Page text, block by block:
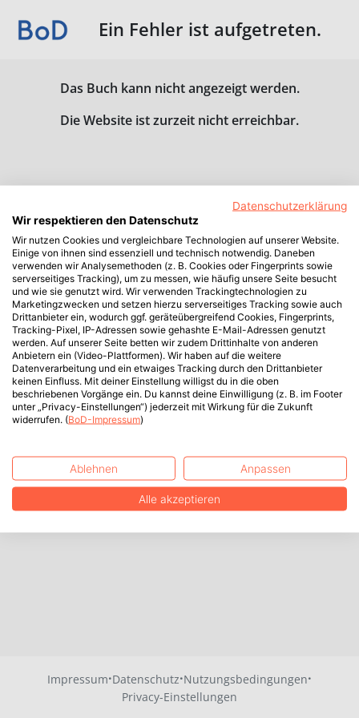
Ein Fehler ist aufgetreten.
Das Buch kann nicht angezeigt werden.
Die Website ist zurzeit nicht erreichbar.
Impressum·Datenschutz·Nutzungsbedingungen·
Privacy-Einstellungen
Datenschutzerklärung
Wir respektieren den Datenschutz
Wir nutzen Cookies und vergleichbare Technologien auf unserer Website.
Einige von ihnen sind essenziell und technisch notwendig. Daneben
verwenden wir Analysemethoden (z. B. Cookies oder Fingerprints sowie
serverseitiges Tracking), um zu messen, wie häufig unsere Seite besucht
und wie sie genutzt wird. Wir verwenden Trackingtechnologien zu
Marketingzwecken und setzen hierzu serverseitiges Tracking sowie auch
Drittanbieter ein, wodurch ggf. geräteübergreifend Cookies, Fingerprints,
Tracking-Pixel, IP-Adressen sowie gehashte E-Mail-Adressen genutzt
werden. Auf unserer Seite betten wir zudem Drittinhalte von anderen
Anbietern ein (Video-Plattformen). Wir haben auf die weitere
Datenverarbeitung und ein etwaiges Tracking durch den Drittanbieter
keinen Einfluss. Mit deiner Einstellung willigst du in die oben
beschriebenen Vorgänge ein. Du kannst deine Einwilligung (z. B. im Footer
unter „Privacy-Einstellungen“) jederzeit mit Wirkung für die Zukunft
widerrufen. (BoD-Impressum)
Ablehnen Anpassen
Alle akzeptieren